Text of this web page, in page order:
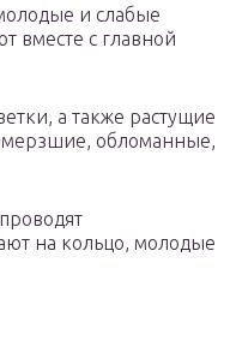
и слабые
вместе с главной
а также растущие
обломанные,
на кольцо, молодые